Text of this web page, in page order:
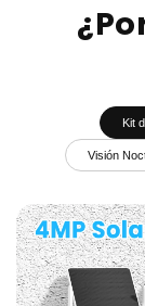
Kit
Visión